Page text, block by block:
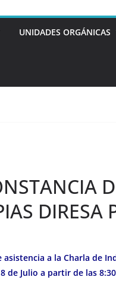
UNIDADES ORGÁNICAS
DIRESA
a la Charla de
de Julio a partir de las